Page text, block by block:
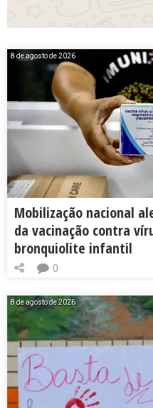
8 de agosto de 2026
Mobilização nacional
da vacinação contra
bronquiolite infantil
0
8 de agosto de 2026